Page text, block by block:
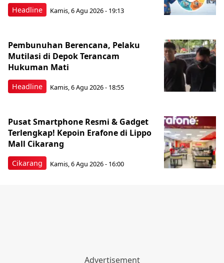
Headline Kamis, 6 Agu 2026 - 19:13
Headline
Pembunuhan Berencana, Pelaku
Mutilasi di Depok Terancam
Hukuman Mati
Kamis, 6 Agu 2026 - 18:55
Cikarang
Pusat Smartphone Resmi & Gadget
Terlengkap! Kepoin Erafone di Lippo
Mall Cikarang
Kamis, 6 Agu 2026 - 16:00